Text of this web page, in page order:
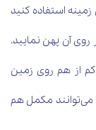
استفاده کنید
روی آن پهن نمایید.
از هم روی زمین
می‌توانند مکمل هم